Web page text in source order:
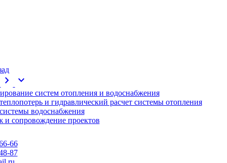
chevron_right expand_more
систем отопления и водоснабжения
и гидравлический расчет системы отопления
водоснабжения
и сопровождение проектов
66
87